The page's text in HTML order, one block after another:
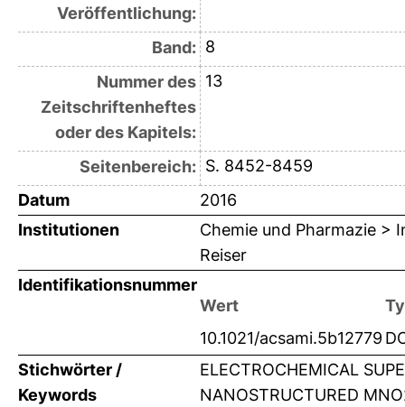
Veröffentlichung:
Band: 8
Nummer des
Zeitschriftenheftes
oder des Kapitels:
13
Seitenbereich: S. 8452-8459
Datum
2016
Institutionen
Chemie und Pharmazie >
Reiser
Identifikationsnummer
Wert
10.1021/acsami.5b12779
Stichwörter /
Keywords
ELECTROCHEMICAL
NANOSTRUCTURED